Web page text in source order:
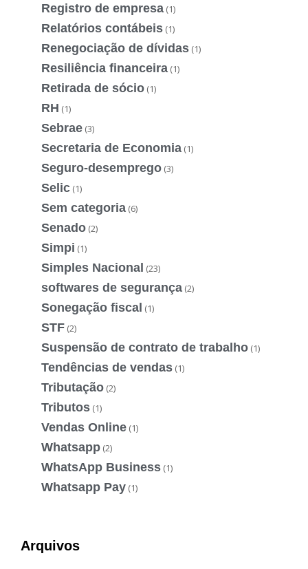
Registro de empresa (1)
Relatórios contábeis (1)
Renegociação de dívidas (1)
Resiliência financeira (1)
Retirada de sócio (1)
RH (1)
Sebrae (3)
Secretaria de Economia (1)
Seguro-desemprego (3)
Selic (1)
Sem categoria (6)
Senado (2)
Simpi (1)
Simples Nacional (23)
softwares de segurança (2)
Sonegação fiscal (1)
STF (2)
Suspensão de contrato de trabalho (1)
Tendências de vendas (1)
Tributação (2)
Tributos (1)
Vendas Online (1)
Whatsapp (2)
WhatsApp Business (1)
Whatsapp Pay (1)
Arquivos